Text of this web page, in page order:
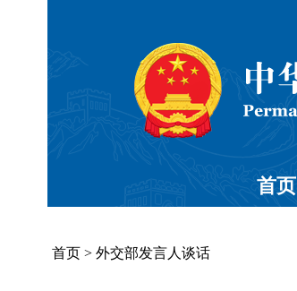
首页
首页 > 外交部发言人谈话